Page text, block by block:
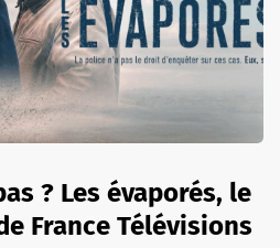
? Les évaporés, le
France Télévisions